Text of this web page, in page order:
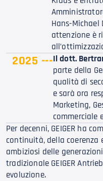
Hans-Michael
attenzione è
2025 ---Il dott.
parte della
qualità di
e sarà ora
Marketing,
commerciale
Per decenni, GEIGER ha
continuità, della
ambiziosi delle
tradizionale GEIGER
evoluzione.